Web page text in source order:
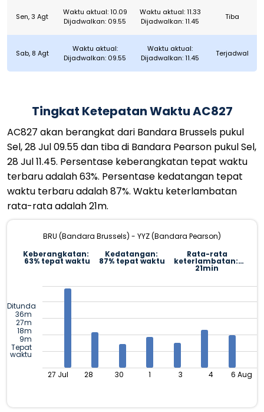
Sen, 3 Agt
Waktu aktual: 10.09
Dijadwalkan: 09.55
Waktu aktual: 11.33
Dijadwalkan: 11.45
Tiba
Sab, 8 Agt
Waktu aktual:
Dijadwalkan: 09.55
Waktu aktual:
Dijadwalkan: 11.45
Terjadwal
Tingkat Ketepatan Waktu AC827
AC827 akan berangkat dari Bandara Brussels pukul
Sel, 28 Jul 09.55 dan tiba di Bandara Pearson pukul Sel,
28 Jul 11.45. Persentase keberangkatan tepat waktu
terbaru adalah 63%. Persentase kedatangan tepat
waktu terbaru adalah 87%. Waktu keterlambatan
rata-rata adalah 21m.
BRU (Bandara Brussels) - YYZ (Bandara Pearson)
Keberangkatan:
63% tepat waktu
Kedatangan:
87% tepat waktu
Rata-rata
keterlambatan:
21min
Ditunda
36m
27m
18m
9m
Tepat
waktu
27 Jul 28 30 1 3 4 6 Aug